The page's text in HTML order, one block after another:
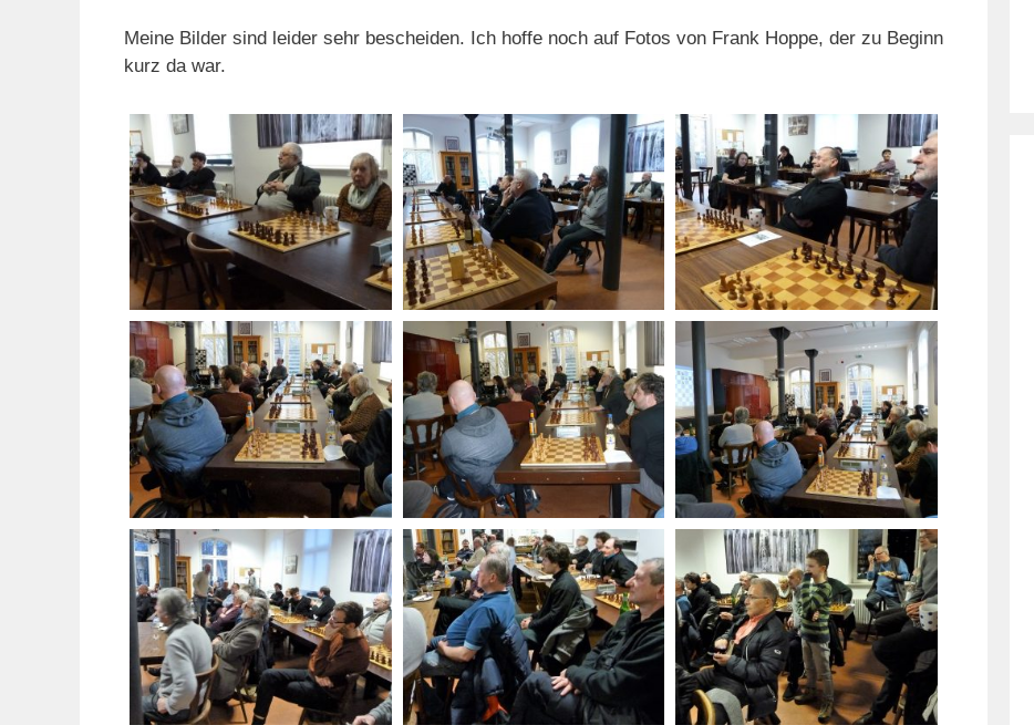
Meine Bilder sind leider sehr bescheiden. Ich hoffe noch auf Fotos von Frank Hoppe, der zu Beginn
kurz da war.